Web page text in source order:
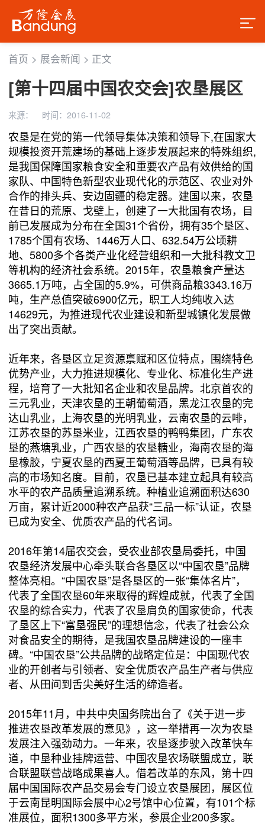
首页 > 展会新闻 > 正文
[第十四届中国农交会]农垦展区
来源： 时间：2016-11-02
农垦是在党的第一代领导集体决策和领导下,在国家大
规模投资开荒建场的基础上逐步发展起来的特殊组织,
是我国保障国家粮食安全和重要农产品有效供给的国
家队、中国特色新型农业现代化的示范区、农业对外
合作的排头兵、安边固疆的稳定器。建国以来，农垦
在昔日的荒原、戈壁上，创建了一大批国有农场，目
前已发展成为分布在全国31个省份，拥有35个垦区、
1785个国有农场、1446万人口、632.54万公顷耕
地、5800多个各类产业化经营组织和一大批科教文卫
等机构的经济社会系统。2015年，农垦粮食产量达
3665.1万吨，占全国的5.9%，可供商品粮3343.16万
吨，生产总值突破6900亿元，职工人均纯收入达
14629元，为推进现代农业建设和新型城镇化发展做
出了突出贡献。
近年来，各垦区立足资源禀赋和区位特点，围绕特色
优势产业，大力推进规模化、专业化、标准化生产进
程，培育了一大批知名企业和农垦品牌。北京首农的
三元乳业，天津农垦的王朝葡萄酒，黑龙江农垦的完
达山乳业，上海农垦的光明乳业，云南农垦的云啡，
江苏农垦的苏垦米业，江西农垦的鸭鸭集团，广东农
垦的燕塘乳业，广西农垦的农垦糖业，海南农垦的海
垦橡胶，宁夏农垦的西夏王葡萄酒等品牌，已具有较
高的市场知名度。目前，农垦已基本建立起具有较高
水平的农产品质量追溯系统。种植业追溯面积达630
万亩，累计近2000种农产品获“三品一标”认证，农垦
已成为安全、优质农产品的代名词。
2016年第14届农交会，受农业部农垦局委托，中国
农垦经济发展中心牵头联合各垦区以“中国农垦”品牌
整体亮相。“中国农垦”是各垦区的一张“集体名片”，
代表了全国农垦60年来取得的辉煌成就，代表了全国
农垦的综合实力，代表了农垦肩负的国家使命，代表
了垦区上下“富垦强民”的理想信念，代表了社会公众
对食品安全的期待，是我国农垦品牌建设的一座丰
碑。“中国农垦”公共品牌的战略定位是：中国现代农
业的开创者与引领者、安全优质农产品生产者与供应
者、从田间到舌尖美好生活的缔造者。
2015年11月，中共中央国务院出台了《关于进一步
推进农垦改革发展的意见》，这一举措再一次为农垦
发展注入强劲动力。一年来，农垦逐步驶入改革快车
道，中垦种业挂牌运营、中国农垦农场联盟成立，联
合联盟联营战略成果喜人。借着改革的东风，第十四
届中国国际农产品交易会专门设立农垦展团，展区位
于云南昆明国际会展中心2号馆中心位置，有101个标
准展位，面积1300多平方米，参展企业200多家。